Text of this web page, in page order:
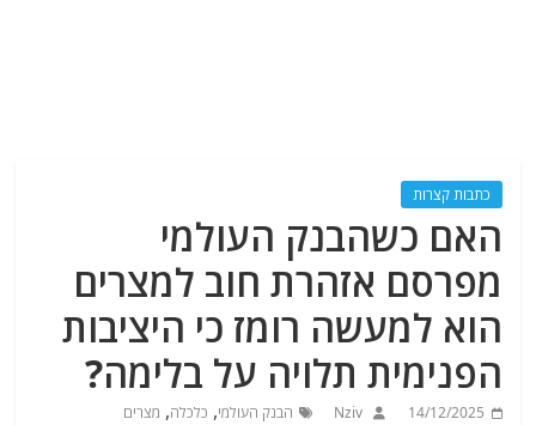
כתבות קצרות
האם כשהבנק העולמי
מפרסם אזהרת חוב למצרים
הוא למעשה רומז כי היציבות
הפנימית תלויה על בלימה?
14/12/2025
Nziv הבנק העולמי, כלכלה, מצרים